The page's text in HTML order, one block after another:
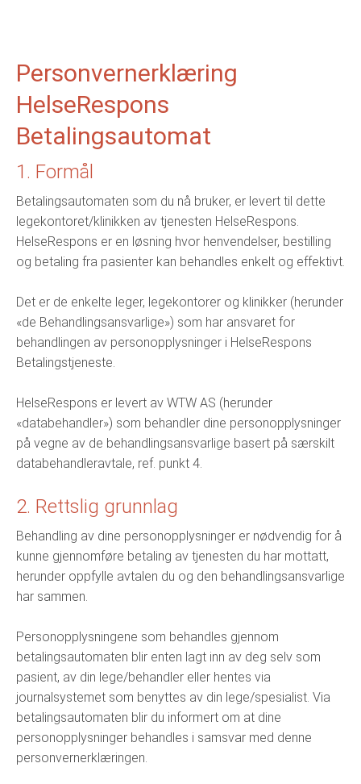
Personvernerklæring
HelseRespons
Betalingsautomat
1. Formål
Betalingsautomaten som du nå bruker, er levert til dette
legekontoret/klinikken av tjenesten HelseRespons.
HelseRespons er en løsning hvor henvendelser, bestilling
og betaling fra pasienter kan behandles enkelt og effektivt.
Det er de enkelte leger, legekontorer og klinikker (herunder
«de Behandlingsansvarlige») som har ansvaret for
behandlingen av personopplysninger i HelseRespons
Betalingstjeneste.
HelseRespons er levert av WTW AS (herunder
«databehandler») som behandler dine personopplysninger
på vegne av de behandlingsansvarlige basert på særskilt
databehandleravtale, ref. punkt 4.
2. Rettslig grunnlag
Behandling av dine personopplysninger er nødvendig for å
kunne gjennomføre betaling av tjenesten du har mottatt,
herunder oppfylle avtalen du og den behandlingsansvarlige
har sammen.
Personopplysningene som behandles gjennom
betalingsautomaten blir enten lagt inn av deg selv som
pasient, av din lege/behandler eller hentes via
journalsystemet som benyttes av din lege/spesialist. Via
betalingsautomaten blir du informert om at dine
personopplysninger behandles i samsvar med denne
personvernerklæringen.